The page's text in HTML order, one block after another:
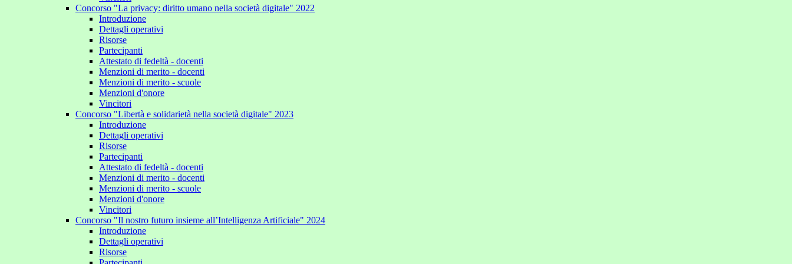
Concorso "La privacy: diritto umano nella società digitale" 2022
Introduzione
Dettagli operativi
Risorse
Partecipanti
Attestato di fedeltà - docenti
Menzioni di merito - docenti
Menzioni di merito - scuole
Menzioni d'onore
Vincitori
Concorso "Libertà e solidarietà nella società digitale" 2023
Introduzione
Dettagli operativi
Risorse
Partecipanti
Attestato di fedeltà - docenti
Menzioni di merito - docenti
Menzioni di merito - scuole
Menzioni d'onore
Vincitori
Concorso "Il nostro futuro insieme all’Intelligenza Artificiale" 2024
Introduzione
Dettagli operativi
Risorse